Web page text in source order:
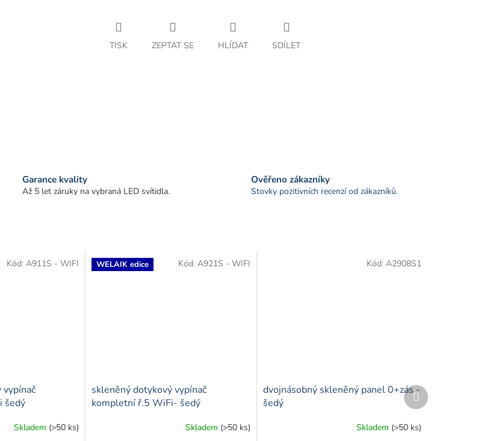
TISK ZEPTAT SE HLÍDAT SDÍLET
Garance kvality
Až 5 let záruky na vybraná LED svítidla.
Ověřeno zákazníky
Stovky pozitivních recenzí od zákazníků.
šedý
Skladem (>50 ks)
Kód: A911S - WIFI WELAIK edice
skleněný dotykový vypínač
kompletní ř.5 WiFi- šedý
Skladem (>50 ks)
Kód: A921S - WIFI
dvojnásobný skleněný panel 0+zás -
šedý
Skladem (>50 ks)
Kód: A2908S1
Další
produkt